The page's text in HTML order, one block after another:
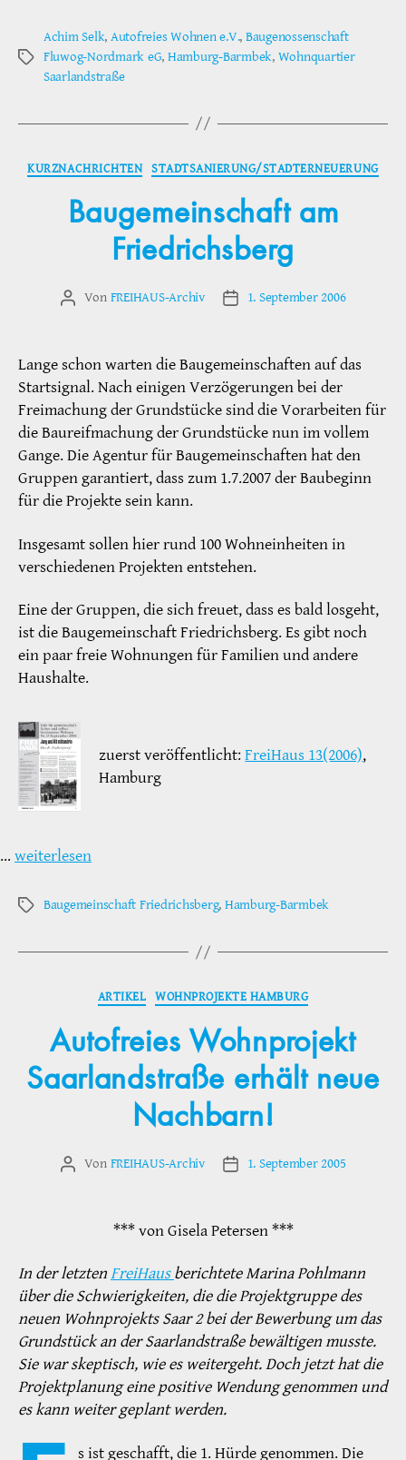
Schlagwörter
Achim Selk, Autofreies Wohnen e.V., Baugenossenschaft
Fluwog-Nordmark eG, Hamburg-Barmbek, Wohnquartier
Saarlandstraße
Kategorien
KURZNACHRICHTEN STADTSANIERUNG/STADTERNEUERUNG
Baugemeinschaft am
Friedrichsberg
Beitragsautor
Von FREIHAUS-Archiv Veröffentlichungsdatum
1. September 2006
Lange schon warten die Baugemeinschaften auf das
Startsignal. Nach einigen Verzögerungen bei der
Freimachung der Grundstücke sind die Vorarbeiten für
die Baureifmachung der Grundstücke nun im vollem
Gange. Die Agentur für Baugemeinschaften hat den
Gruppen garantiert, dass zum 1.7.2007 der Baubeginn
für die Projekte sein kann.
Insgesamt sollen hier rund 100 Wohneinheiten in
verschiedenen Projekten entstehen.
Eine der Gruppen, die sich freuet, dass es bald losgeht,
ist die Baugemeinschaft Friedrichsberg. Es gibt noch
ein paar freie Wohnungen für Familien und andere
Haushalte.
zuerst veröffentlicht:FreiHaus 13(2006),
Hamburg
… weiterlesen
Schlagwörter
Baugemeinschaft Friedrichsberg, Hamburg-Barmbek
Kategorien
ARTIKEL WOHNPROJEKTE HAMBURG
Autofreies Wohnprojekt
Saarlandstraße erhält neue
Nachbarn!
Beitragsautor
Von FREIHAUS-Archiv Veröffentlichungsdatum
1. September 2005
*** von Gisela Petersen ***
In der letztenFreiHausberichtete Marina Pohlmann
über die Schwierigkeiten, die die Projektgruppe des
neuen Wohnprojekts Saar 2 bei der Bewerbung um das
Grundstück an der Saarlandstraße bewältigen musste.
Sie war skeptisch, wie es weitergeht. Doch jetzt hat die
Projektplanung eine positive Wendung genommen und
es kann weiter geplant werden.
s ist geschafft, die 1. Hürde genommen. Die